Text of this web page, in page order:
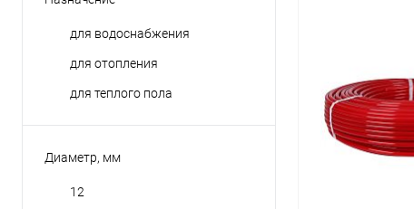
для водоснабжения
для отопления
для теплого пола
Диаметр, мм
12
Купить в 1 клик
В избранное